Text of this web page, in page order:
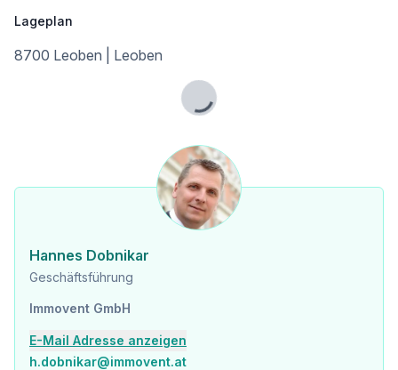
Sonstige
Bank <250m
Post <250m
Autobahnanschluss <2.500m
Angaben Entfernung Luftlinie / Quelle: OpenStreetMap
Lageplan
8700 Leoben | Leoben
Lade...
Hannes Dobnikar
Geschäftsführung
Immovent GmbH
E-Mail Adresse anzeigen
h.dobnikar@immovent.at